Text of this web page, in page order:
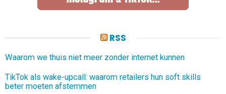
RSS
Waarom we thuis niet meer zonder internet kunnen
TikTok als wake-upcall: waarom retailers hun soft skills
beter moeten afstemmen